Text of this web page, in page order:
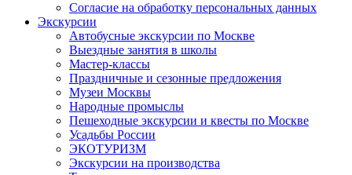
Согласие на обработку персональных данных
Экскурсии
Автобусные экскурсии по Москве
Выездные занятия в школы
Мастер-классы
Праздничные и сезонные предложения
Музеи Москвы
Народные промыслы
Пешеходные экскурсии и квесты по Москве
Усадьбы России
ЭКОТУРИЗМ
Экскурсии на производства